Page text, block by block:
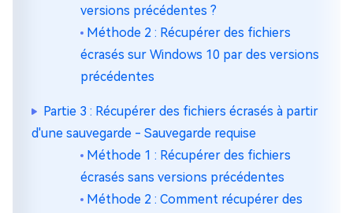
versions précédentes ?
Méthode 2 : Récupérer des fichiers
écrasés sur Windows 10 par des versions
précédentes
Partie 3 : Récupérer des fichiers écrasés à partir
d'une sauvegarde - Sauvegarde requise
Méthode 1 : Récupérer des fichiers
écrasés sans versions précédentes
Méthode 2 : Comment récupérer des